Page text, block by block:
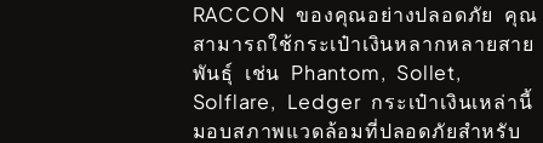
RACCON ของคุณอย่างปลอดภัย คุณ
สามารถใช้กระเป๋าเงินหลากหลายสาย
พันธ์ุ เช่น Phantom, Sollet,
Solflare, Ledgerกระเป๋าเงินเหล่านี้
มอบสภาพแวดล้อมที่ปลอดภัยสำหรับ